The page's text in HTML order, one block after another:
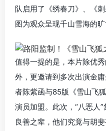
队启用了《绣春刀》、《
图为观众呈现千山雪海的
值得一提的是，本片除优
外，更邀请到多次出演金
者陈紫函与85版《雪山飞
演员加盟。此次，“八恶人
良善之辈，他们究竟与胡